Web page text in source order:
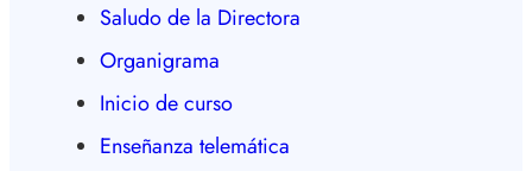
Saludo de la Directora
Organigrama
Inicio de curso
Enseñanza telemática